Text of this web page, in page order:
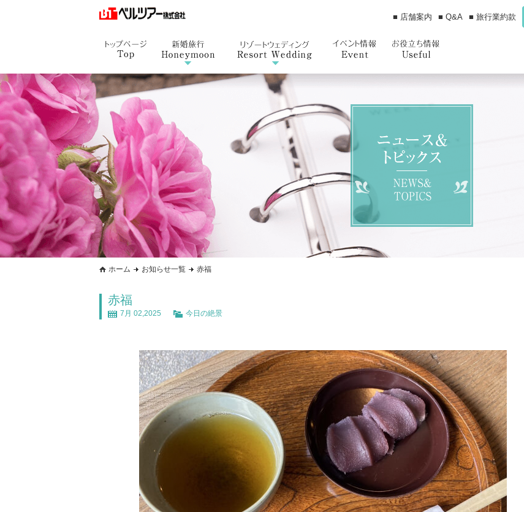
■ 店舗案内 ■ Q&A ■ 旅行業約款
ホーム お知らせ一覧 赤福
赤福
7月 02,2025 今日の絶景